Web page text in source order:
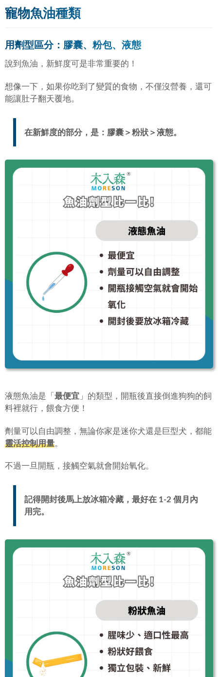
寵物魚油種類
用劑型區分：膠囊、粉包、液態
說到魚油，新鮮度可是非常重要的！
想像一下，如果你吃到了變質的食物，不僅沒營養，還可
能讓肚子翻天覆地。
在新鮮度的部分，是：膠囊＞粉狀＞液態。
液態魚油是「 最便宜 」的類型，開瓶後直接倒進狗狗的飼
料裡就行，餵食方便！
劑量可以自由調整，無論你家是迷你犬還是巨型犬，都能
靈活控制用量。
不過一旦開瓶，接觸空氣就會開始氧化。
記得開封後馬上放冰箱冷藏，最好在 1-2 個月內
用完。